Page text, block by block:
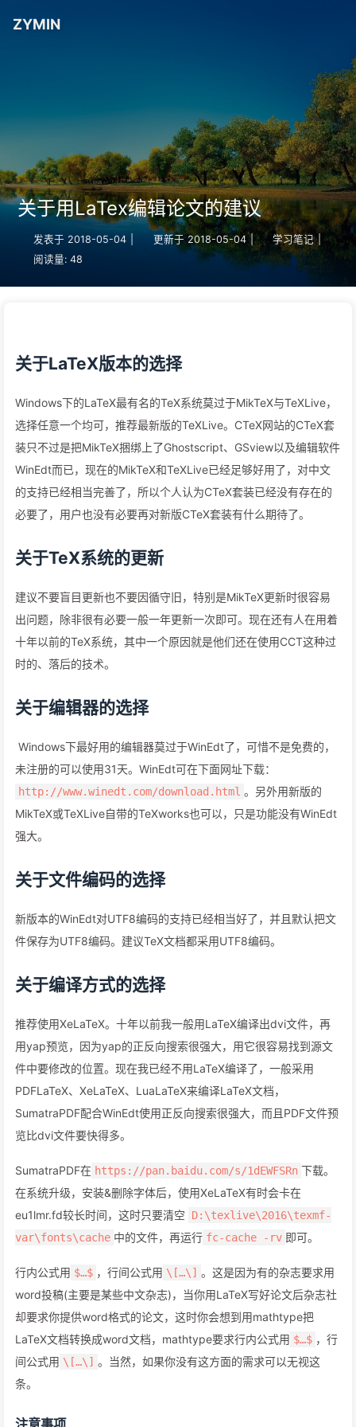
ZYMIN
关于用LaTex编辑论文的建议
发表于 2018-05-04 更新于 2018-05-04 | 学习笔记
阅读量: 48
关于LaTeX版本的选择
Windows下的LaTeX最有名的TeX系统莫过于MikTeX与TeXLive，
选择任意一个均可，推荐最新版的TeXLive。CTeX网站的CTeX套
装只不过是把MikTeX捆绑上了Ghostscript、GSview以及编辑软件
WinEdt而已，现在的MikTeX和TeXLive已经足够好用了，对中文
的支持已经相当完善了，所以个人认为CTeX套装已经没有存在的
必要了，用户也没有必要再对新版CTeX套装有什么期待了。
关于TeX系统的更新
建议不要盲目更新也不要因循守旧，特别是MikTeX更新时很容易
出问题，除非很有必要一般一年更新一次即可。现在还有人在用着
十年以前的TeX系统，其中一个原因就是他们还在使用CCT这种过
时的、落后的技术。
关于编辑器的选择
Windows下最好用的编辑器莫过于WinEdt了，可惜不是免费的，
未注册的可以使用31天。WinEdt可在下面网址下载：
http://www.winedt.com/download.html 。另外用新版的
MikTeX或TeXLive自带的TeXworks也可以，只是功能没有WinEdt
强大。
关于文件编码的选择
新版本的WinEdt对UTF8编码的支持已经相当好了，并且默认把文
件保存为UTF8编码。建议TeX文档都采用UTF8编码。
关于编译方式的选择
推荐使用XeLaTeX。十年以前我一般用LaTeX编译出dvi文件，再
用yap预览，因为yap的正反向搜索很强大，用它很容易找到源文
件中要修改的位置。现在我已经不用LaTeX编译了，一般采用
PDFLaTeX、XeLaTeX、LuaLaTeX来编译LaTeX文档，
SumatraPDF配合WinEdt使用正反向搜索很强大，而且PDF文件预
览比dvi文件要快得多。
SumatraPDF在 https://pan.baidu.com/s/1dEWFSRn 下载。
在系统升级，安装&删除字体后，使用XeLaTeX有时会卡在
eu1lmr.fd较长时间，这时只要清空
D:\texlive\2016\texmf-
var\fonts\cache 中的文件，再运行 fc-cache -rv 即可。
行内公式用 $…$ ，行间公式用 \[…\] 。这是因为有的杂志要求用
word投稿(主要是某些中文杂志)，当你用LaTeX写好论文后杂志社
却要求你提供word格式的论文，这时你会想到用mathtype把
LaTeX文档转换成word文档，mathtype要求行内公式用 $…$ ，行
间公式用 \[…\] 。当然，如果你没有这方面的需求可以无视这
条。
注意事项